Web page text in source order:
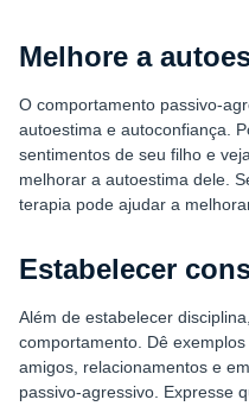
Melhore a
O comportamento passivo-
autoestima e autoconfiança.
sentimentos de seu filho e
melhorar a autoestima dele.
terapia pode ajudar a
Estabelecer
Além de estabelecer
comportamento. Dê
amigos, relacionamentos e
passivo-agressivo. Expresse